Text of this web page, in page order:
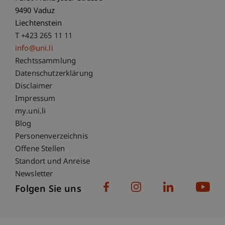
9490 Vaduz
Liechtenstein
T +423 265 11 11
info@uni.li
Fußzeile Rechtliche Hinweise
Rechtssammlung
Datenschutzerklärung
Disclaimer
Impressum
Fußzeile Subdomain-Verzeichnis
my.uni.li
Blog
Personenverzeichnis
Offene Stellen
Standort und Anreise
Newsletter
Folgen Sie uns